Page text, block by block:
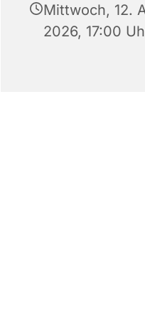
Mittwoch, 12.
2026, 17:00